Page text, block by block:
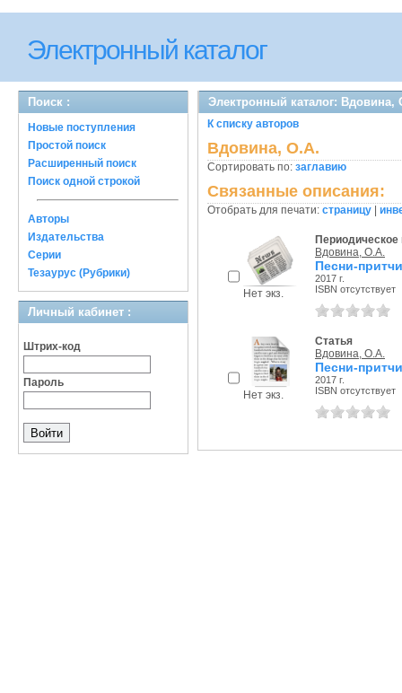
Электронный каталог
Поиск :
Новые поступления
Простой поиск
Расширенный поиск
Поиск одной строкой
Авторы
Издательства
Серии
Тезаурус (Рубрики)
Личный кабинет :
Штрих-код
Пароль
Электронный каталог: Вдовина,
К списку авторов
Вдовина, О.А.
Сортировать по: заглавию
Связанные описания:
Отобрать для печати: страницу
Нет экз.
Периодическое
Вдовина, О.А.
Песни-
2017 г.
ISBN отсутствует
Нет экз.
Статья
Вдовина, О.А.
Песни-
2017 г.
ISBN отсутствует